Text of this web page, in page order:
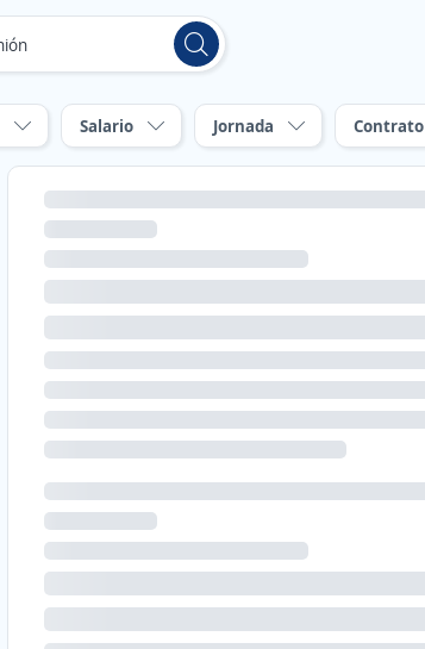
Salario Jornada Contrato